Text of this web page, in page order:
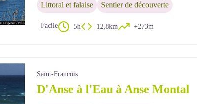
Littoral et falaise
Sentier de découverte
Facile 5h 12,8km +273m
Saint-Francois
D'Anse à l'Eau à Anse Montal